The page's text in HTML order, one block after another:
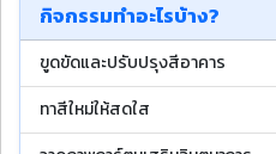
กิจกรรมทำอะไรบ้าง?
ขูดขัดและปรับปรุงสีอาคาร
ทาสีใหม่ให้สดใส